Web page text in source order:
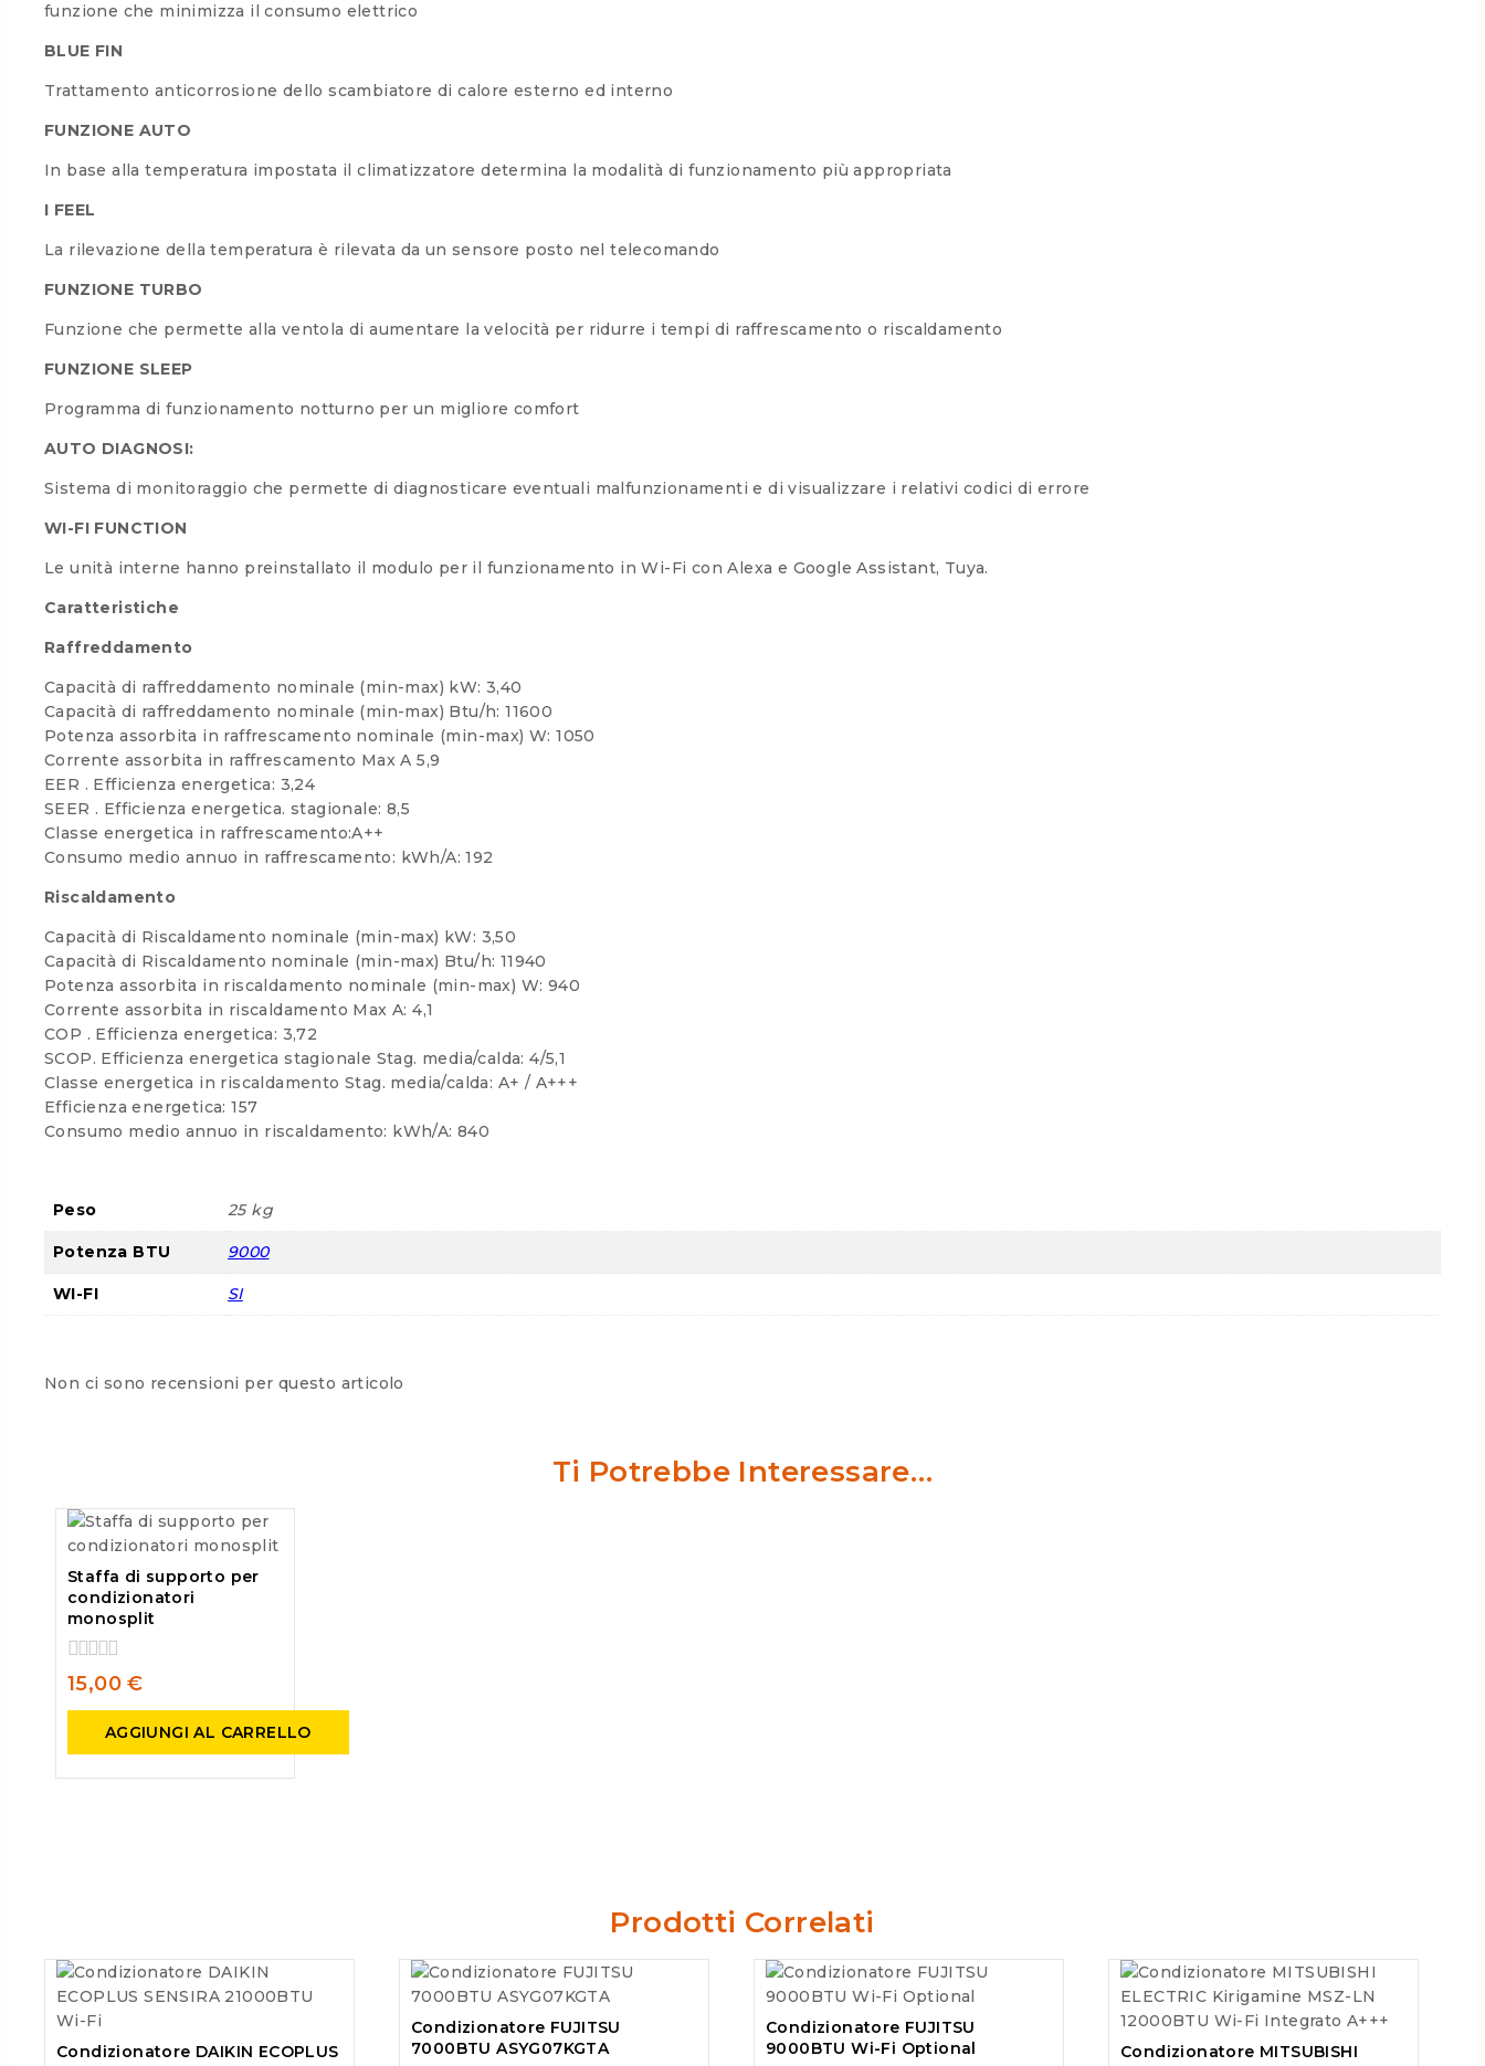
funzione che minimizza il consumo elettrico
BLUE FIN
Trattamento anticorrosione dello scambiatore di calore esterno ed interno
FUNZIONE AUTO
In base alla temperatura impostata il climatizzatore determina la modalità di funzionamento più appropriata
I FEEL
La rilevazione della temperatura è rilevata da un sensore posto nel telecomando
FUNZIONE TURBO
Funzione che permette alla ventola di aumentare la velocità per ridurre i tempi di raffrescamento o riscaldamento
FUNZIONE SLEEP
Programma di funzionamento notturno per un migliore comfort
AUTO DIAGNOSI:
Sistema di monitoraggio che permette di diagnosticare eventuali malfunzionamenti e di visualizzare i relativi codici di errore
WI-FI FUNCTION
Le unità interne hanno preinstallato il modulo per il funzionamento in Wi-Fi con Alexa e Google Assistant, Tuya.
Caratteristiche
Raffreddamento
Capacità di raffreddamento nominale (min-max) kW: 3,40
Capacità di raffreddamento nominale (min-max) Btu/h: 11600
Potenza assorbita in raffrescamento nominale (min-max) W: 1050
Corrente assorbita in raffrescamento Max A 5,9
EER . Efficienza energetica: 3,24
SEER . Efficienza energetica. stagionale: 8,5
Classe energetica in raffrescamento:A++
Consumo medio annuo in raffrescamento: kWh/A: 192
Riscaldamento
Capacità di Riscaldamento nominale (min-max) kW: 3,50
Capacità di Riscaldamento nominale (min-max) Btu/h: 11940
Potenza assorbita in riscaldamento nominale (min-max) W: 940
Corrente assorbita in riscaldamento Max A: 4,1
COP . Efficienza energetica: 3,72
SCOP. Efficienza energetica stagionale Stag. media/calda: 4/5,1
Classe energetica in riscaldamento Stag. media/calda: A+ / A+++
Efficienza energetica: 157
Consumo medio annuo in riscaldamento: kWh/A: 840
Peso 25 kg
Potenza BTU 9000
WI-FI SI
Non ci sono recensioni per questo articolo
Ti Potrebbe Interessare…
Staffa di supporto per
condizionatori
monosplit
0
out
of
15,00€
AGGIUNGI AL CARRELLO
Prodotti Correlati
Condizionatore DAIKIN ECOPLUS
Condizionatore FUJITSU
7000BTU ASYG07KGTA
Condizionatore FUJITSU
9000BTU Wi-Fi Optional
Condizionatore MITSUBISHI